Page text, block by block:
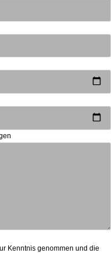
Kenntnis genommen und die